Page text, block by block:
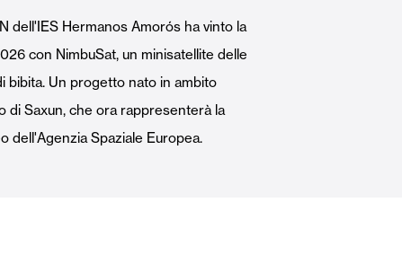
Porte Automatiche
dell'IES Hermanos Amorós ha vinto la
con NimbuSat, un minisatellite delle
bibita. Un progetto nato in ambito
di Saxun, che ora rappresenterà la
dell'Agenzia Spaziale Europea.